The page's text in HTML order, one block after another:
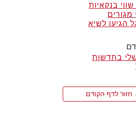
בנקאיות
מגורים
הגיעו לשיא
בחדשות
חזור לדף הקודם